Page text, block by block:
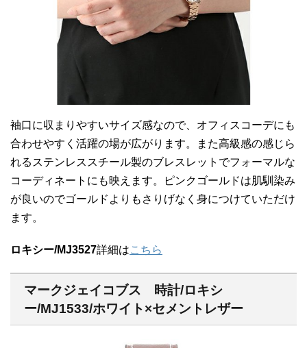
袖口に収まりやすいサイズ感なので、オフィスコーデにも
合わせやすく活躍の場が広がります。また高級感の感じら
れるステンレススチール製のブレスレットでフォーマルな
コーディネートにも映えます。ピンクゴールドは肌馴染み
が良いのでゴールドよりもさりげなく身につけていただけ
ます。
ロキシー/MJ3527詳細はこちら
マークジェイコブス 時計/ロキシ
ー/MJ1533/ホワイト×セメントレザー